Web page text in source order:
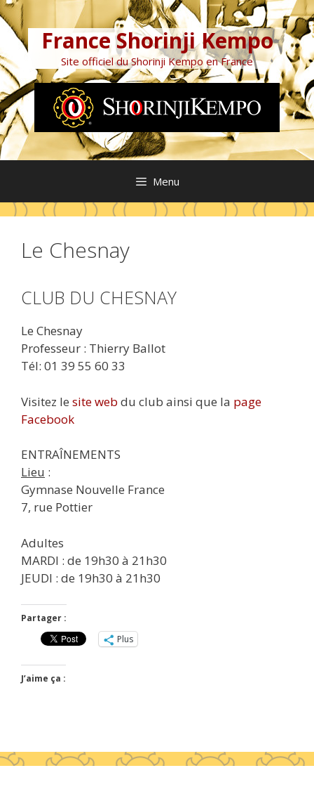
Aller
au
contenu France Shorinji Kempo
Site officiel du Shorinji Kempo en France
Menu
Le Chesnay
CLUB DU CHESNAY
Le Chesnay
Professeur : Thierry Ballot
Tél: 01 39 55 60 33
Visitez le site web du club ainsi que la page
Facebook
ENTRAÎNEMENTS
Lieu :
Gymnase Nouvelle France
7, rue Pottier
Adultes
MARDI : de 19h30 à 21h30
JEUDI : de 19h30 à 21h30
Partager :
Plus
J’aime ça :